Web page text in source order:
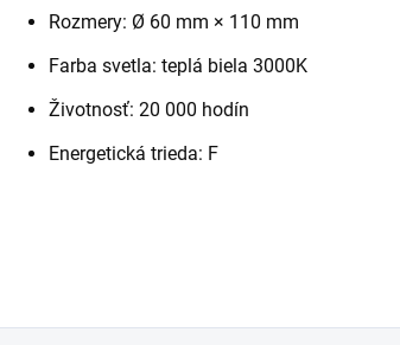
Rozmery: Ø 60 mm × 110 mm
Farba svetla: teplá biela 3000K
Životnosť: 20 000 hodín
Energetická trieda: F